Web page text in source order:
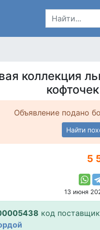
коллекция
Объявление подано
Найти
5
13 июня
код